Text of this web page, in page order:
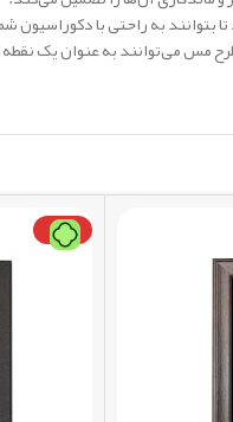
تا بتوانند به راحتی با
مس می‌توانند به عنوان یک
داغ